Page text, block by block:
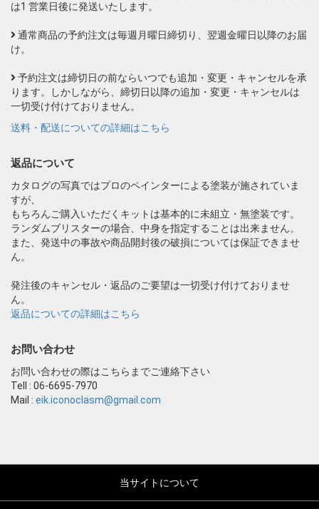
は1 営業日後に発送いたします。
通常商品の予約注文は毎週月曜日締切り、翌週金曜日以降のお届
け。
予約注文は締切日の前ならいつでも追加・変更・キャンセルを承
ります。しかしながら、締切日以降の追加・変更・キャンセルは
一切受け付けておりません。
送料・配送についての詳細はこちら
返品について
カタログの写真ではプロのペインターによる塗装が施されていま
すが、
もちろんご購入いただくキットは基本的に未組立・無塗装です。
ランダムブリスターの場合、中身を指定することは出来ません。
また、発送中の事故や商品開封後の破損については保証できませ
ん。
発注後のキャンセル・返品のご要望は一切受け付けておりませ
ん。
返品についての詳細はこちら
お問い合わせ
お問い合わせの際はこちらまでご連絡下さい
Tell : 06-6695-7970
Mail : eik.iconoclasm@gmail.com
当サイトについて